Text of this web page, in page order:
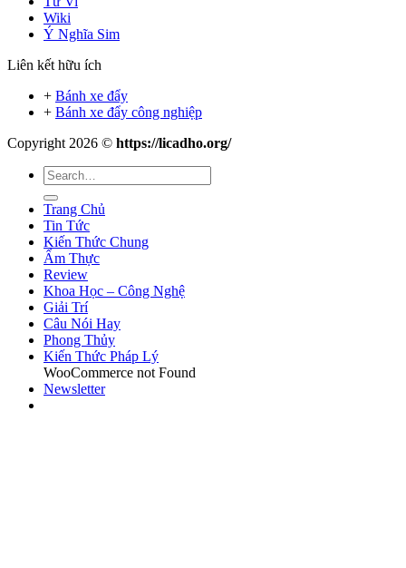
Wiki
Ý Nghĩa Sim
Liên kết hữu ích
+ Bánh xe đẩy
+ Bánh xe đẩy công nghiệp
Copyright 2026 © https://licadho.org/
Trang Chủ
Tin Tức
Kiến Thức Chung
Ẩm Thực
Review
Khoa Học – Công Nghệ
Giải Trí
Câu Nói Hay
Phong Thủy
Kiến Thức Pháp Lý
WooCommerce not Found
Newsletter